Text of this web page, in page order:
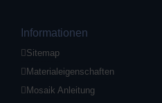
Informationen
Sitemap
Materialeigenschaften
Mosaik Anleitung